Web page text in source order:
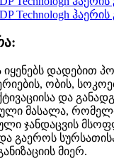
იყენებს დადებით
ობის,
და
მასალა,
ჯანდაცვის
გაეროს
მიერ.